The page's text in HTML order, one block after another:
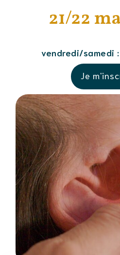
21/22
vendredi/samedi
Je